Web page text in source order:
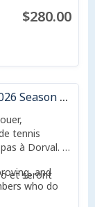
$280.00
Saison 2026 Non-résident Adulte | 2026 Season Non-resident Adult
tennis
à Dorval.
et seront
and
who do